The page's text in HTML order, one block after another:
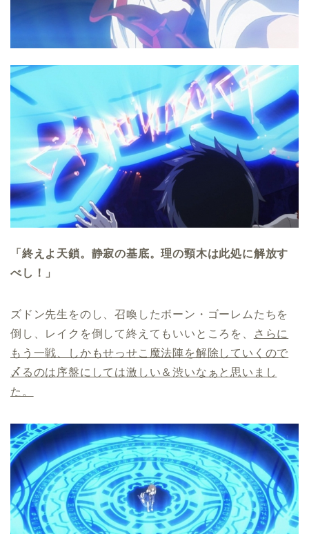
「終えよ天鎖。静寂の基底。理の頸木は此処に解放す
べし！」
ズドン先生をのし、召喚したボーン・ゴーレムたちを
倒し、レイクを倒して終えてもいいところを、
さらに
もう一戦、しかもせっせこ魔法陣を解除していくので
〆るのは序盤にしては激しい＆渋いなぁと思いまし
た。